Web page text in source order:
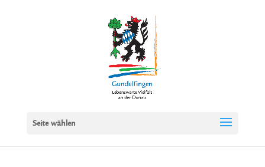
Seite wählen